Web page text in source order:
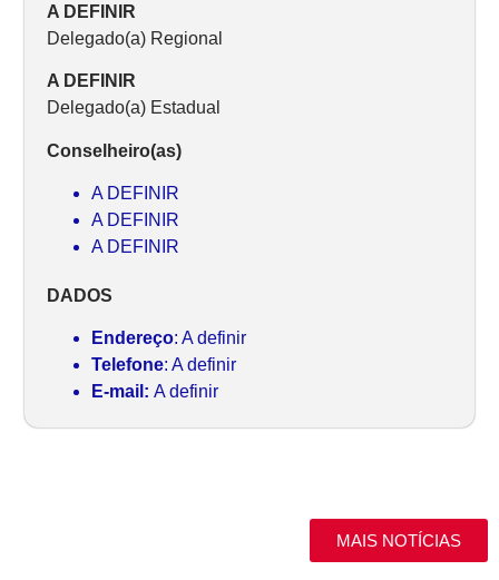
A DEFINIR
Delegado(a) Regional
A DEFINIR
Delegado(a) Estadual
Conselheiro(as)
A DEFINIR
A DEFINIR
A DEFINIR
DADOS
Endereço: A definir
Telefone: A definir
E-mail: A definir
MAIS NOTÍCIAS